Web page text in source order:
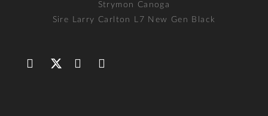
Strymon Canoga
Sire Larry Carlton L7 New Gen Black